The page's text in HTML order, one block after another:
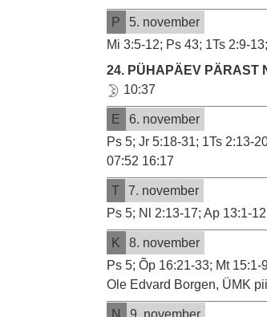
P
5. november
Mi 3:5-12; Ps 43; 1Ts 2:9-
24. PÜHAPÄEV PÄRAST
10:37
E
6. november
Ps 5; Jr 5:18-31; 1Ts 2:13-
07:52 16:17
T
7. november
Ps 5; Nl 2:13-17; Ap 13:1-12
K
8. november
Ps 5; Õp 16:21-33; Mt 15:1-
Ole Edvard Borgen, ÜMK
N
9. november